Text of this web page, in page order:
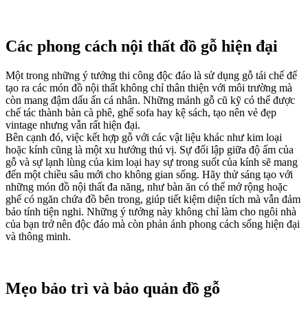
Các phong cách nội thất đồ gỗ hiện đại
Một trong những ý tưởng thi công độc đáo là sử dụng gỗ tái chế để
tạo ra các món đồ nội thất không chỉ thân thiện với môi trường mà
còn mang đậm dấu ấn cá nhân. Những mảnh gỗ cũ kỹ có thể được
chế tác thành bàn cà phê, ghế sofa hay kệ sách, tạo nên vẻ đẹp
vintage nhưng vẫn rất hiện đại.
Bên cạnh đó, việc kết hợp gỗ với các vật liệu khác như kim loại
hoặc kính cũng là một xu hướng thú vị. Sự đối lập giữa độ ấm của
gỗ và sự lạnh lùng của kim loại hay sự trong suốt của kính sẽ mang
đến một chiều sâu mới cho không gian sống. Hãy thử sáng tạo với
những món đồ nội thất đa năng, như bàn ăn có thể mở rộng hoặc
ghế có ngăn chứa đồ bên trong, giúp tiết kiệm diện tích mà vẫn đảm
bảo tính tiện nghi. Những ý tưởng này không chỉ làm cho ngôi nhà
của bạn trở nên độc đáo mà còn phản ánh phong cách sống hiện đại
và thông minh.
Mẹo bảo trì và bảo quản đồ gỗ